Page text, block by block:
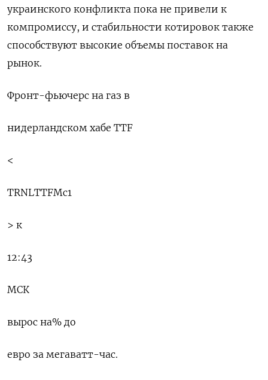
украинского конфликта пока не привели к
компромиссу, и стабильности котировок также
способствуют высокие объемы поставок на
рынок.
Фронт-фьючерс на газ в
нидерландском хабе TTF
<
TRNLTTFMc1
> к
12:43
МСК
вырос на% до
евро за мегаватт-час.